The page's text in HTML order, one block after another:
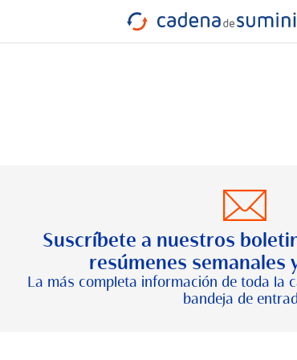
CARRETERA
CARRETERA
MARÍTIMO
Suscríbete a nuestros
resúmenes semanales
La más completa información de toda la
bandeja de